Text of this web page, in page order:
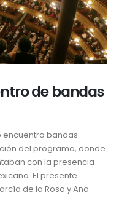
de bandas
encuentro bandas
del programa, donde
con la presencia
El presente
de la Rosa y Ana